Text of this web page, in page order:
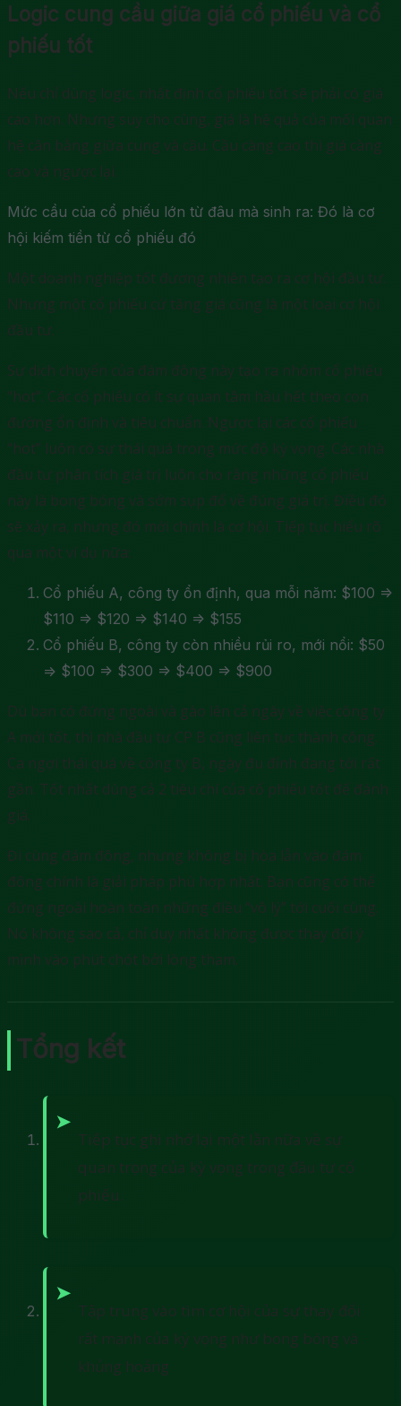
Logic cung cầu giữa giá cổ phiếu và cổ
phiếu tốt
Nếu chỉ dùng logic, nhất định cổ phiếu tốt sẽ phải có giá
cao hơn. Nhưng suy cho cùng, giá là hệ quả của mối quan
hệ cân bằng giữa cung và cầu. Cầu càng cao thì giá càng
cao và ngược lại.
Mức cầu của cổ phiếu lớn từ đâu mà sinh ra: Đó là cơ
hội kiếm tiền từ cổ phiếu đó
Một doanh nghiệp tốt đương nhiên tạo ra cơ hội đầu tư.
Nhưng một cổ phiếu cứ tăng giá cũng là một loại cơ hội
đầu tư.
Sự dịch chuyển của đám đông này tạo ra nhóm cổ phiếu
“hot”. Các cổ phiếu có ít sự quan tâm hầu hết theo con
đường ổn định và tiêu chuẩn. Ngược lại các cổ phiếu
“hot” luôn có sự thái quá trong mức độ kỳ vọng. Các nhà
đầu tư phân tích giá trị luôn cho rằng những cổ phiếu
này là bong bóng và sớm sụp đổ về đúng giá trị. Điều đó
sẽ xảy ra, nhưng đó mới chính là cơ hội. Tiếp tục hiểu rõ
qua một ví dụ nữa:
Cổ phiếu A, công ty ổn định, qua mỗi năm: $100 =>
$110 => $120 => $140 => $155
Cổ phiếu B, công ty còn nhiều rủi ro, mới nổi: $50
=> $100 => $300 => $400 => $900
Dù bạn có đứng ngoài và gào lên cả ngày về việc công ty
A mới tốt, thì nhà đầu tư CP B cũng liên tục thành công.
Ca ngợi thái quá về công ty B, ngày đu đỉnh đang tới rất
gần. Tốt nhất dùng cả 2 tiêu chí của cổ phiếu tốt để đánh
giá.
Đi cùng đám đông, nhưng không bị hòa lẫn vào đám
đông chính là giải pháp phù hợp nhất. Bạn cũng có thể
đứng ngoài hoàn toàn những điều “vô lý” tới cuối cùng.
Nó không sao cả, chỉ duy nhất không được thay đổi ý
mình vào phút chót bởi lòng tham.
Tổng kết
Tiếp tục ghi nhớ lại một lần nữa về sự
quan trọng của kỳ vọng trong đầu tư cổ
phiếu.
Tập trung vào tìm cơ hội của sự thay đổi
rất mạnh của kỳ vọng như bong bóng và
khủng hoảng